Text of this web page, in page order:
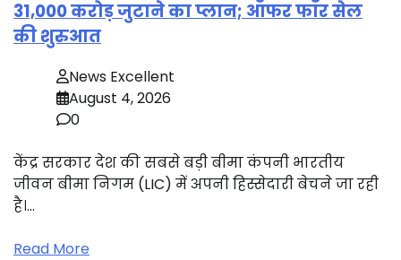
31,000 करोड़ जुटाने का प्लान; ऑफर फॉर सेल
की शुरुआत
News Excellent
August 4, 2026
0
केंद्र सरकार देश की सबसे बड़ी बीमा कंपनी भारतीय
जीवन बीमा निगम (LIC) में अपनी हिस्सेदारी बेचने जा रही
है।…
Read More